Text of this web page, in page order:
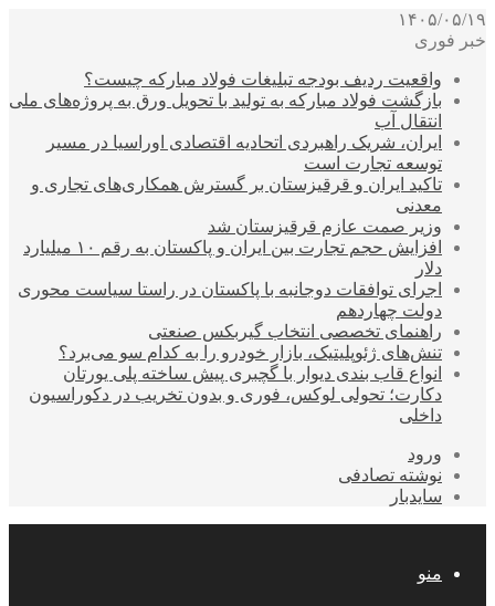
۱۴۰۵/۰۵/۱۹
خبر فوری
واقعیت ردیف بودجه تبلیغات فولاد مبارکه چیست؟
بازگشت فولاد مبارکه به تولید با تحویل ورق به پروژه‌های ملی
انتقال آب
ایران، شریک راهبردی اتحادیه اقتصادی اوراسیا در مسیر
توسعه تجارت است
تاکید ایران و قرقیزستان بر گسترش همکاری‌های تجاری و
معدنی
وزیر صمت عازم قرقیزستان شد
افزایش حجم تجارت بین ایران و پاکستان به رقم ۱۰ میلیارد
دلار
اجرای توافقات دوجانبه با پاکستان در راستا سیاست محوری
دولت چهاردهم
راهنمای تخصصی انتخاب گیربکس صنعتی
تنش‌های ژئوپلیتیک، بازار خودرو را به کدام سو می‌برد؟
انواع قاب بندی دیوار با گچبری پیش ساخته پلی یورتان
دکارت؛ تحولی لوکس، فوری و بدون تخریب در دکوراسیون
داخلی
ورود
نوشته تصادفی
سایدبار
منو